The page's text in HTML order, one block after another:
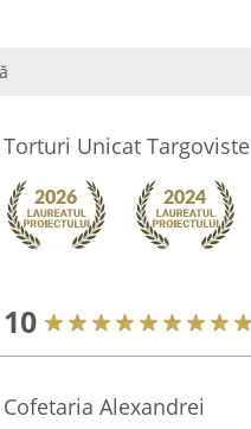
Torturi Unicat Targoviste
10
Cofetaria Alexandrei